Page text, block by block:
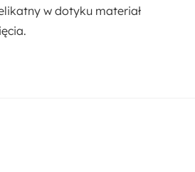
w dotyku materiał